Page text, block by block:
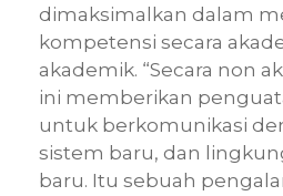
dimaksimalkan dalam
kompetensi secara
akademik. “Secara non
ini memberikan
untuk berkomunikasi
sistem baru, dan
baru. Itu sebuah